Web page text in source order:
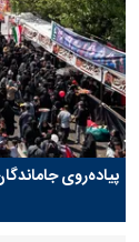
پیاده‌روی